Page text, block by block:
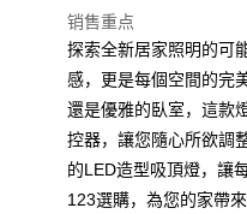
窗。
2. 進行簡訊驗證之後，即
3. 訂單確認後不需事先繳
4. 下訂完成後，您的手機
5. 收到商品當下無需繳費
APP於四大便利商店
請留意繳費期限為 14 天
享有最長 45 天內付款之
运送方式
宅配
每笔NT$180，满
销售重点
探索全新居家照明的可
感，更是每個空間的完
還是優雅的臥室，這款
控器，讓您隨心所欲調
的LED造型吸頂燈，讓
123選購，為您的家帶